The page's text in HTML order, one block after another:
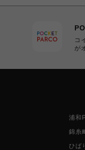
コ
が
浦和
錦糸
ひば